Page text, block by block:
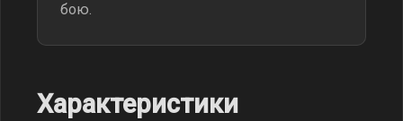
бою.
Характеристики